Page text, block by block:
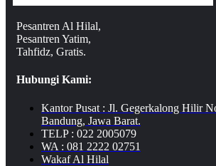
Pesantren Al Hilal,
Pesantren Yatim,
Tahfidz, Gratis.
Hubungi Kami:
Kantor Pusat : Jl. Gegerkalong Hilir
Bandung, Jawa Barat.
TELP : 022 2005079
WA : 081 2222 02751
Wakaf Al Hilal